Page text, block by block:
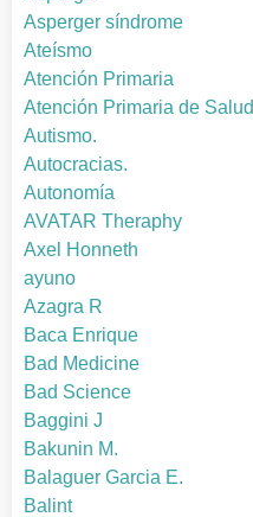
Asperger síndrome
Ateísmo
Atención Primaria
Atención Primaria de Salud
Autismo.
Autocracias.
Autonomía
AVATAR Theraphy
Axel Honneth
ayuno
Azagra R
Baca Enrique
Bad Medicine
Bad Science
Baggini J
Bakunin M.
Balaguer Garcia E.
Balint